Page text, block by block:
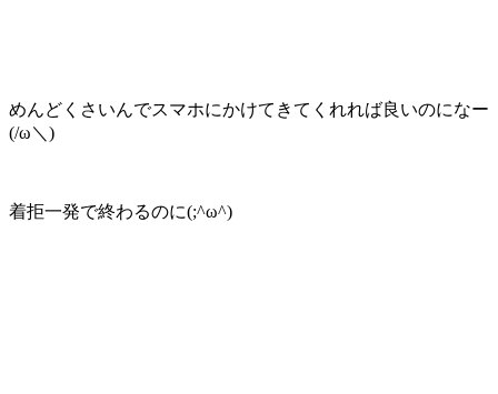
めんどくさいんでスマホにかけてきてくれれば良いのになー
(/ω＼)
着拒一発で終わるのに(;^ω^)